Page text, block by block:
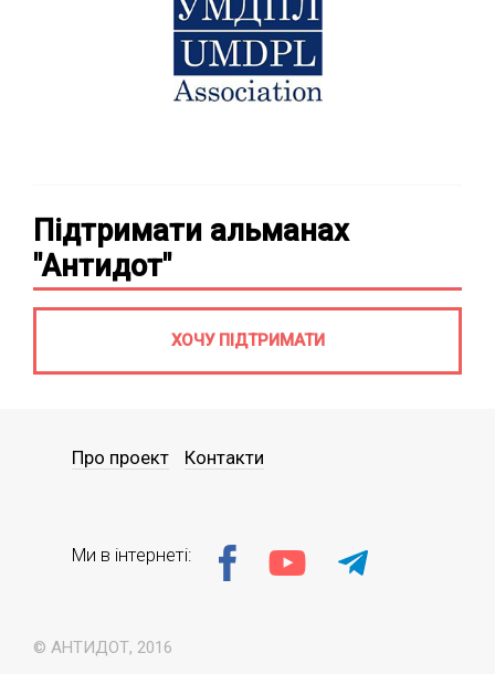
Підтримати альманах
"Антидот"
ХОЧУ ПІДТРИМАТИ
© АНТИДОТ, 2016
Про проект Контакти
Ми в інтернеті: